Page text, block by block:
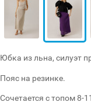
Юбка из льна, силуэт
Пояс на резинке.
Сочетается с топом